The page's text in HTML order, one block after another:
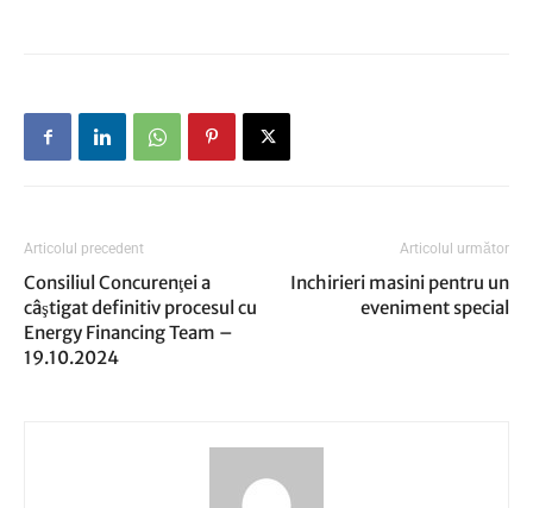
Articolul precedent
Consiliul Concurenţei a
câştigat definitiv procesul cu
Energy Financing Team –
19.10.2024
Articolul următor
Inchirieri masini pentru un
eveniment special